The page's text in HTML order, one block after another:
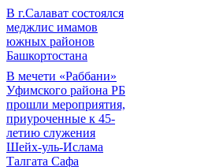
В г.Салават состоялся
меджлис имамов
южных районов
Башкортостана
В мечети «Раббани»
Уфимского района РБ
прошли мероприятия,
приуроченные к 45-
летию служения
Шейх-уль-Ислама
Талгата Сафа